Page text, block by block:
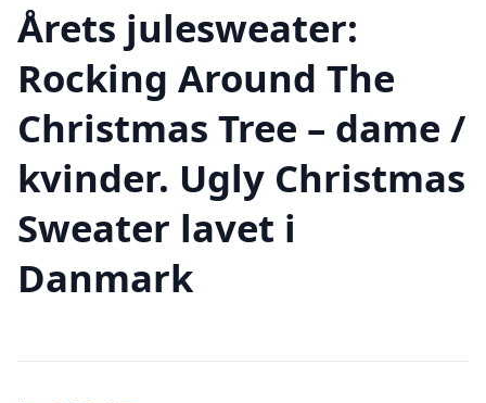
Årets julesweater:
Rocking Around The
Christmas Tree – dame /
kvinder. Ugly Christmas
Sweater lavet i
Danmark